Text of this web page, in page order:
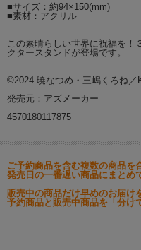
■サイズ：約94×150(mm)
■素材：アクリル
この素晴らしい世界に祝福を！
クタースタンドが登場です。
©2024 暁なつめ・三嶋くろね
発売元：アズメーカー
4570180117875
ご予約商品を含む複数の商品を
発売日の一番遅い商品にまとめ
販売中の商品だけ早めのお届け
予約商品と販売中商品を「分け